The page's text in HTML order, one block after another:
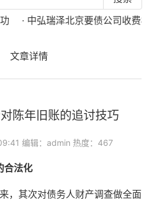
· 中弘瑞泽北京要债公司收费标准
文章详情
陈年旧账的追讨技巧
编辑：admin 热度：467
合法化
，其次对债务人财产调查做全面